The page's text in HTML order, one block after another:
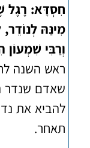
חִסְדָּא: רֶגֶל
מִינַּהּ
וְרַבִּי שִׁמְעוֹן
ראש השנה
שאדם שנדר
להביא את
תאחר.